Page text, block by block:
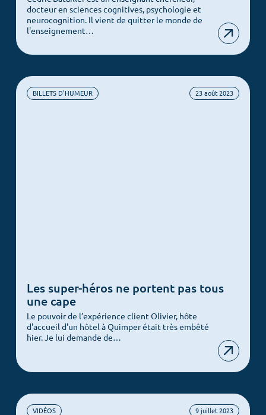
Notre ADN
Nos offres
Prendre rendez-vous
docteur en sciences cognitives, psychologie et
neurocognition. Il vient de quitter le monde de
l'enseignement…
BILLETS D'HUMEUR 23 août 2023
Les super-héros ne portent pas tous
une cape
Le pouvoir de l’expérience client Olivier, hôte
d'accueil d'un hôtel à Quimper était très embêté
hier. Je lui demande de…
VIDÉOS 9 juillet 2023